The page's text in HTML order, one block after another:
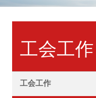
工会工作
工会工作